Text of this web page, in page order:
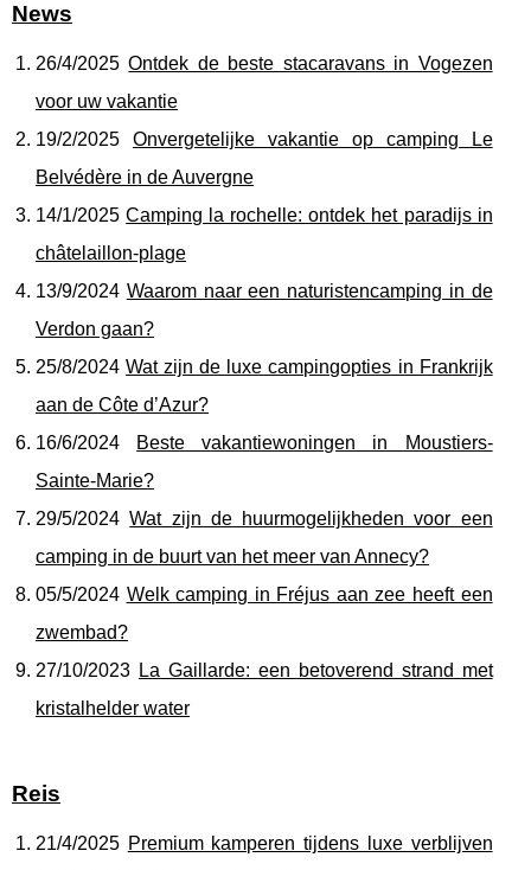
News
26/4/2025Ontdek de beste stacaravans in Vogezen
voor uw vakantie
19/2/2025 Onvergetelijke vakantie op camping Le
Belvédère in de Auvergne
14/1/2025Camping la rochelle: ontdek het paradijs in
châtelaillon-plage
13/9/2024 Waarom naar een naturistencamping in de
Verdon gaan?
25/8/2024Wat zijn de luxe campingopties in Frankrijk
aan de Côte d’Azur?
16/6/2024
Beste vakantiewoningen in Moustiers-
Sainte-Marie?
29/5/2024Wat zijn de huurmogelijkheden voor een
camping in de buurt van het meer van Annecy?
05/5/2024 Welk camping in Fréjus aan zee heeft een
zwembad?
27/10/2023 La Gaillarde: een betoverend strand met
kristalhelder water
Reis
21/4/2025 Premium kamperen tijdens luxe verblijven